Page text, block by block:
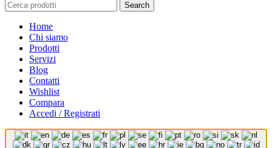
Search
Home
Chi siamo
Prodotti
Servizi
Blog
Contatti
Wishlist
Compara
Accedi / Registrati